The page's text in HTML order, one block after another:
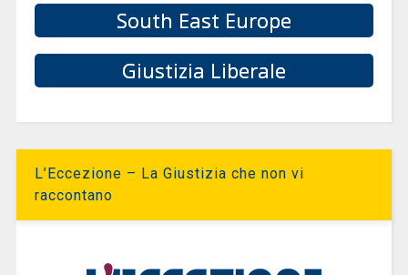
South East Europe
Giustizia Liberale
L’Eccezione – La Giustizia che non vi
raccontano